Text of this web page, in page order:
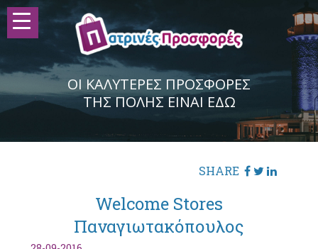
ΟΙ ΚΑΛΥΤΕΡΕΣ ΠΡΟΣΦΟΡΕΣ
ΤΗΣ ΠΟΛΗΣ ΕΙΝΑΙ ΕΔΩ
SHARE
Welcome Stores
Παναγιωτακόπουλος